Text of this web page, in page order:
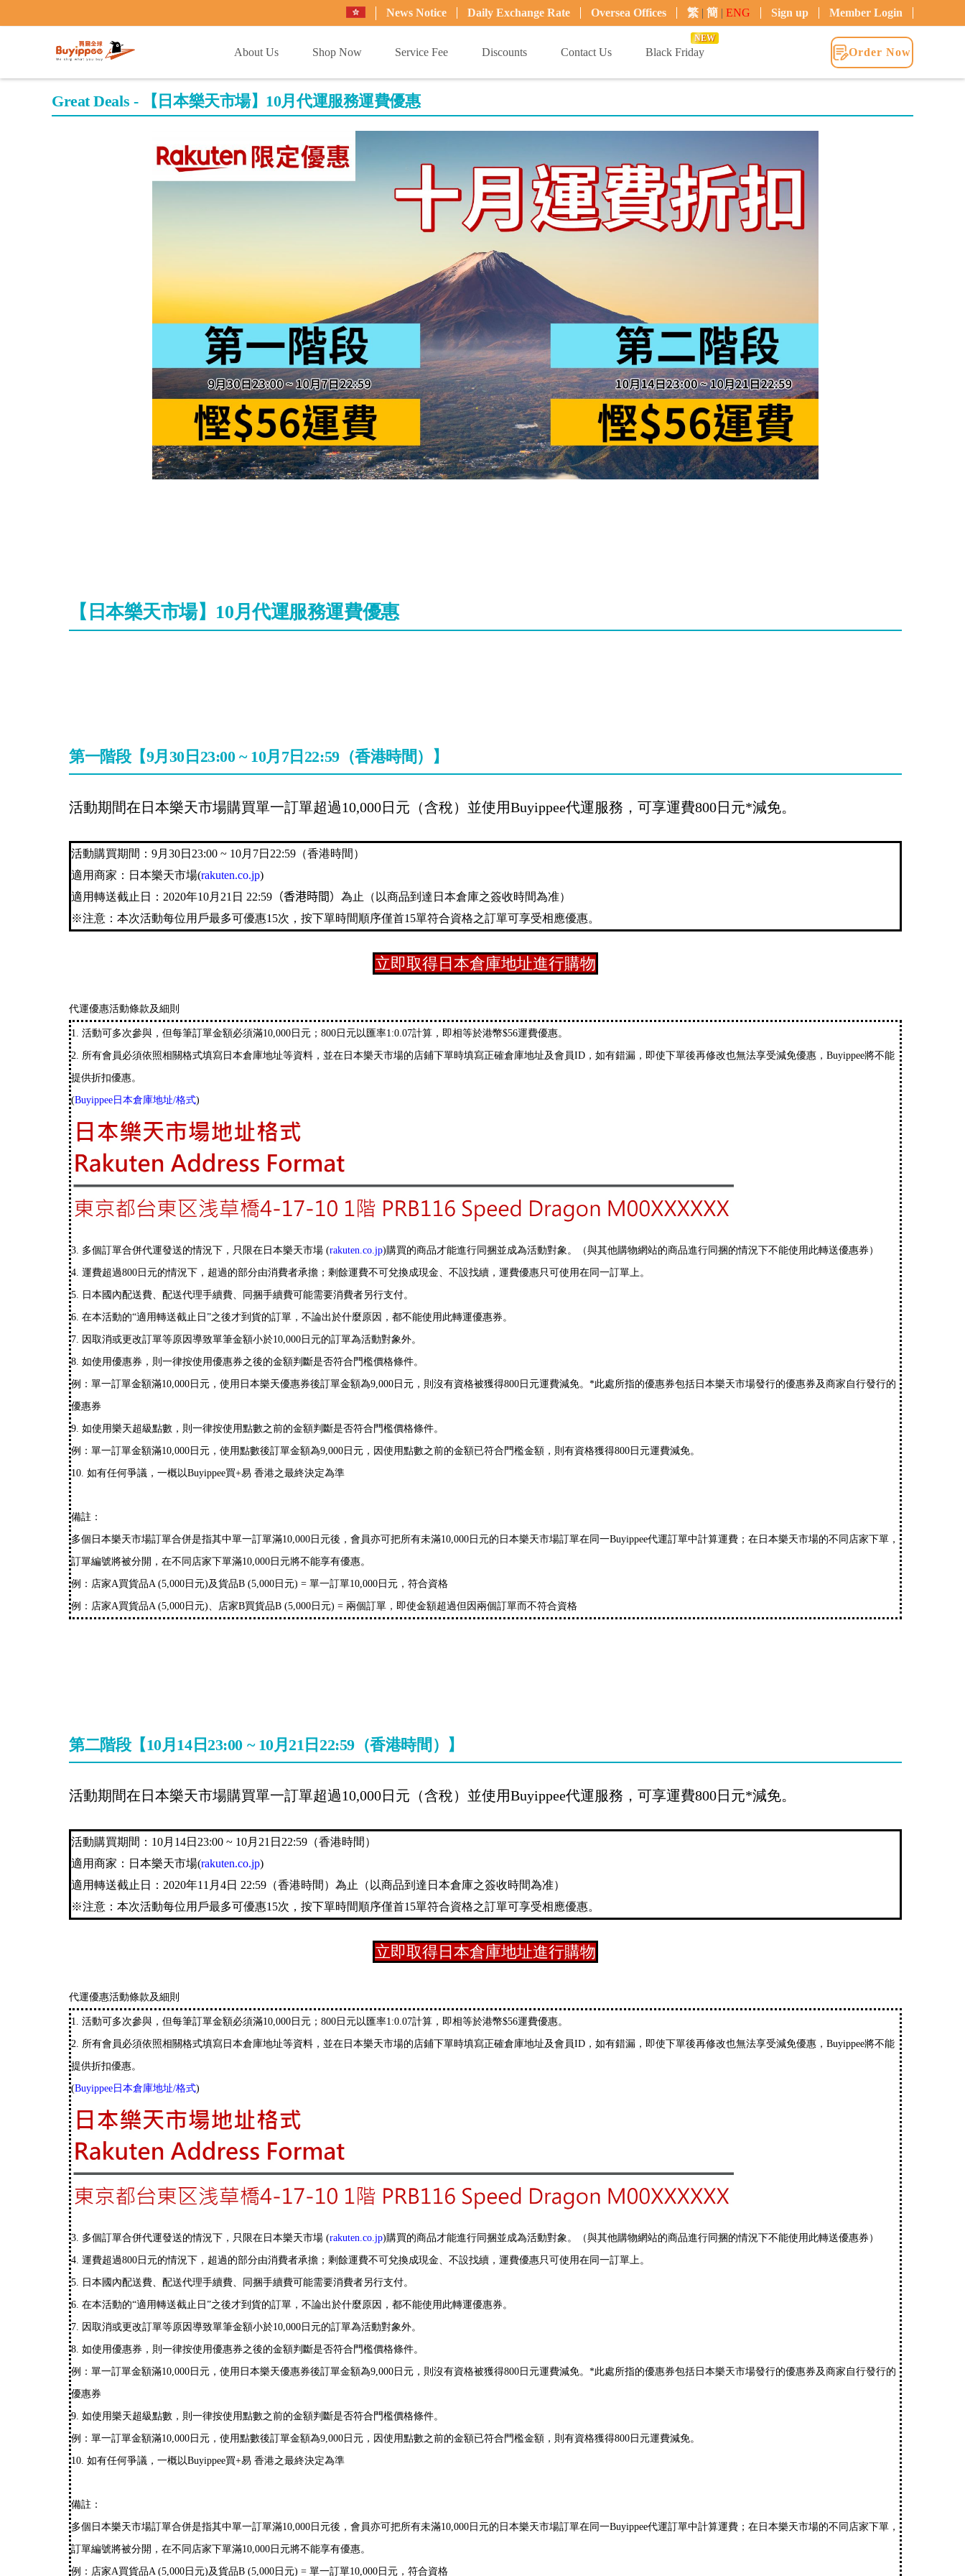
News Notice Daily Exchange Rate Oversea Offices 繁 | 簡 | ENG Sign up Member Login
About Us
Shop Now Service Fee Discounts Contact Us Black Friday
NEW
Order Now
Great Deals - 【日本樂天市場】10月代運服務運費優惠
【日本樂天市場】10月代運服務運費優惠
第一階段【9月30日23:00 ~ 10月7日22:59（香港時間）】
活動期間在日本樂天市場購買單一訂單超過10,000日元（含稅）並使用Buyippee代運服務，可享運費800日元*減免。
活動購買期間：9月30日23:00 ~ 10月7日22:59（香港時間）
適用商家：日本樂天市場(rakuten.co.jp)
適用轉送截止日：2020年10月21日 22:59 （香港時間） 為止（以商品到達日本倉庫之簽收時間為准）
※注意：本次活動每位用戶最多可優惠15次，按下單時間順序僅首15單符合資格之訂單可享受相應優惠。
立即取得日本倉庫地址進行購物
代運優惠活動條款及細則
1. 活動可多次參與，但每筆訂單金額必須滿10,000日元；800日元以匯率1:0.07計算，即相等於港幣$56運費優惠。
2. 所有會員必須依照相關格式填寫日本倉庫地址等資料，並在日本樂天市場的店鋪下單時填寫正確倉庫地址及會員ID，如有錯漏，即使下單後再修改也無法享受減免優惠，Buyippee將不能
提供折扣優惠。
(Buyippee日本倉庫地址/格式)
3. 多個訂單合併代運發送的情況下，只限在日本樂天市場 (rakuten.co.jp)購買的商品才能進行同捆並成為活動對象。（與其他購物網站的商品進行同捆的情況下不能使用此轉送優惠券）
4. 運費超過800日元的情況下，超過的部分由消費者承擔；剩餘運費不可兌換成現金、不設找續，運費優惠只可使用在同一訂單上。
5. 日本國內配送費、配送代理手續費、同捆手續費可能需要消費者另行支付。
6. 在本活動的“適用轉送截止日”之後才到貨的訂單，不論出於什麼原因，都不能使用此轉運優惠券。
7. 因取消或更改訂單等原因導致單筆金額小於10,000日元的訂單為活動對象外。
8. 如使用優惠券，則一律按使用優惠券之後的金額判斷是否符合門檻價格條件。
例：單一訂單金額滿10,000日元，使用日本樂天優惠券後訂單金額為9,000日元，則沒有資格被獲得800日元運費減免。*此處所指的優惠券包括日本樂天市場發行的優惠券及商家自行發行的
優惠券
9. 如使用樂天超級點數，則一律按使用點數之前的金額判斷是否符合門檻價格條件。
例：單一訂單金額滿10,000日元，使用點數後訂單金額為9,000日元，因使用點數之前的金額已符合門檻金額，則有資格獲得800日元運費減免。
10. 如有任何爭議，一概以Buyippee買+易 香港之最終決定為準
備註：
多個日本樂天市場訂單合併是指其中單一訂單滿10,000日元後，會員亦可把所有未滿10,000日元的日本樂天市場訂單在同一Buyippee代運訂單中計算運費；在日本樂天市場的不同店家下單，
訂單編號將被分開，在不同店家下單滿10,000日元將不能享有優惠。
例：店家A買貨品A (5,000日元)及貨品B (5,000日元) = 單一訂單10,000日元，符合資格
例：店家A買貨品A (5,000日元)、店家B買貨品B (5,000日元) = 兩個訂單，即使金額超過但因兩個訂單而不符合資格
第二階段【10月14日23:00 ~ 10月21日22:59（香港時間）】
活動期間在日本樂天市場購買單一訂單超過10,000日元（含稅）並使用Buyippee代運服務，可享運費800日元*減免。
活動購買期間：10月14日23:00 ~ 10月21日22:59（香港時間）
適用商家：日本樂天市場(rakuten.co.jp)
適用轉送截止日：2020年11月4日 22:59（香港時間）為止（以商品到達日本倉庫之簽收時間為准）
※注意：本次活動每位用戶最多可優惠15次，按下單時間順序僅首15單符合資格之訂單可享受相應優惠。
立即取得日本倉庫地址進行購物
代運優惠活動條款及細則
1. 活動可多次參與，但每筆訂單金額必須滿10,000日元；800日元以匯率1:0.07計算，即相等於港幣$56運費優惠。
2. 所有會員必須依照相關格式填寫日本倉庫地址等資料，並在日本樂天市場的店鋪下單時填寫正確倉庫地址及會員ID，如有錯漏，即使下單後再修改也無法享受減免優惠，Buyippee將不能
提供折扣優惠。
(Buyippee日本倉庫地址/格式)
3. 多個訂單合併代運發送的情況下，只限在日本樂天市場 (rakuten.co.jp)購買的商品才能進行同捆並成為活動對象。（與其他購物網站的商品進行同捆的情況下不能使用此轉送優惠券）
4. 運費超過800日元的情況下，超過的部分由消費者承擔；剩餘運費不可兌換成現金、不設找續，運費優惠只可使用在同一訂單上。
5. 日本國內配送費、配送代理手續費、同捆手續費可能需要消費者另行支付。
6. 在本活動的“適用轉送截止日”之後才到貨的訂單，不論出於什麼原因，都不能使用此轉運優惠券。
7. 因取消或更改訂單等原因導致單筆金額小於10,000日元的訂單為活動對象外。
8. 如使用優惠券，則一律按使用優惠券之後的金額判斷是否符合門檻價格條件。
例：單一訂單金額滿10,000日元，使用日本樂天優惠券後訂單金額為9,000日元，則沒有資格被獲得800日元運費減免。*此處所指的優惠券包括日本樂天市場發行的優惠券及商家自行發行的
優惠券
9. 如使用樂天超級點數，則一律按使用點數之前的金額判斷是否符合門檻價格條件。
例：單一訂單金額滿10,000日元，使用點數後訂單金額為9,000日元，因使用點數之前的金額已符合門檻金額，則有資格獲得800日元運費減免。
10. 如有任何爭議，一概以Buyippee買+易 香港之最終決定為準
備註：
多個日本樂天市場訂單合併是指其中單一訂單滿10,000日元後，會員亦可把所有未滿10,000日元的日本樂天市場訂單在同一Buyippee代運訂單中計算運費；在日本樂天市場的不同店家下單，
訂單編號將被分開，在不同店家下單滿10,000日元將不能享有優惠。
例：店家A買貨品A (5,000日元)及貨品B (5,000日元) = 單一訂單10,000日元，符合資格